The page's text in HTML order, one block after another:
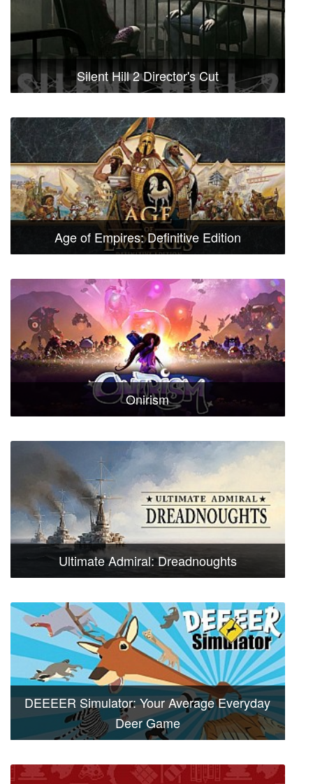
Silent Hill 2 Director's Cut
Age of Empires: Definitive Edition
Onirism
Ultimate Admiral: Dreadnoughts
DEEEER Simulator: Your Average Everyday
Deer Game